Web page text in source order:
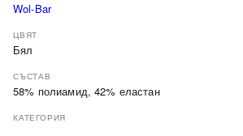
Wol-Bar
ЦВЯТ
Бял
СЪСТАВ
58% полиамид, 42% еластан
КАТЕГОРИЯ